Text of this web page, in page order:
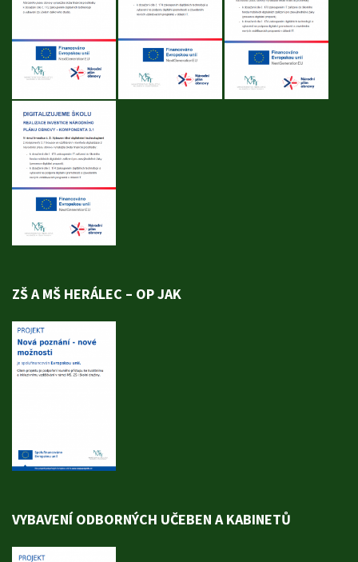
ZŠ A MŠ HERÁLEC – OP JAK
VYBAVENÍ ODBORNÝCH UČEBEN A KABINETŮ